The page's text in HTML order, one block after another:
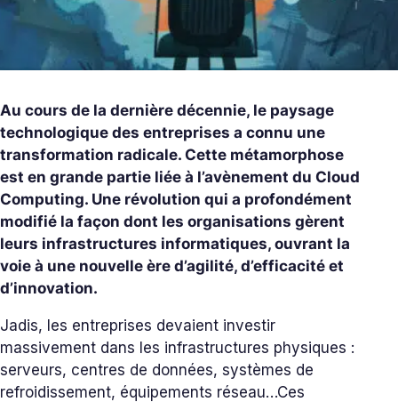
Au cours de la dernière décennie, le paysage
technologique des entreprises a connu une
transformation radicale. Cette métamorphose
est en grande partie liée à l’avènement du Cloud
Computing. Une révolution qui a profondément
modifié la façon dont les organisations gèrent
leurs infrastructures informatiques, ouvrant la
voie à une nouvelle ère d’agilité, d’efficacité et
d’innovation.
Jadis, les entreprises devaient investir
massivement dans les infrastructures physiques :
serveurs, centres de données, systèmes de
refroidissement, équipements réseau…Ces